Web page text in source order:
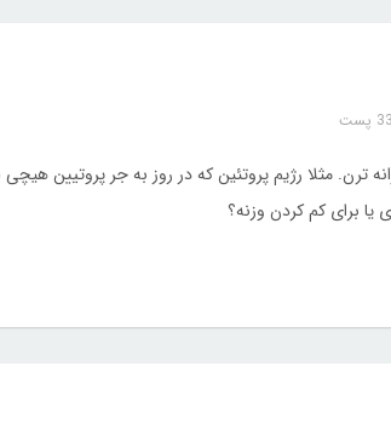
مثلا رژیم پروتئین که در روز به جر پروتیین هیچی
یا برای کم کردن وزنه؟